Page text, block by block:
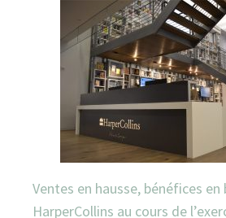
Ventes en hausse, bénéfices en
HarperCollins au cours de